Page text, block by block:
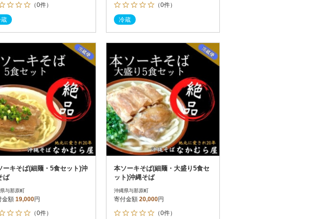
（0件）
（0件）
冷蔵
ーキそば(細麺・5食セット)沖
ば
与那原町
金額 19,000円
（0件）
本ソーキそば(細麺・大盛り5食セ
ット)沖縄そば
沖縄県与那原町
寄付金額 20,000円
（0件）